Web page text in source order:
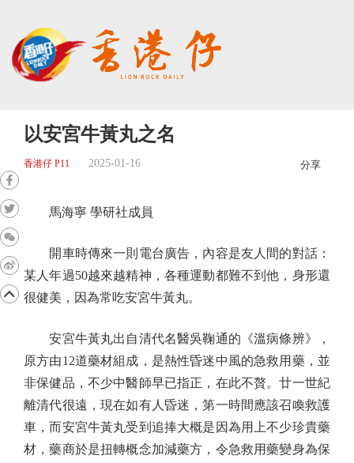
以安宮牛黃丸之名
香港仔 P11 2025-01-16 分享
馬海寧 學研社成員
開車時傳來一則電台廣告，內容是友人間的對話：
某人年過50越來越精神，各種運動都難不到他，身形還
很健美，因為常吃安宮牛黃丸。
安宮牛黃丸出自清代名醫吳鞠通的《溫病條辨》，
原方由12道藥材組成，是熱性昏迷中風的急救用藥，並
非保健品，不少中醫師早已指正，在此不贅。廿一世紀
離清代很遠，現在如有人昏迷，第一時間應該召喚救護
車，而安宮牛黃丸受到追捧大概是因為用上不少珍貴藥
材，藥商於是扭轉概念加減藥方，令急救用藥變身為保